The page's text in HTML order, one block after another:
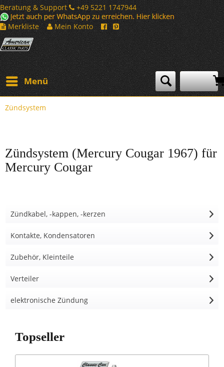
Beratung & Support
+49 5221 1747944
Merkliste
Mein Konto
Menü
Zündsystem
Zündsystem (Mercury Cougar 1967) für
Mercury Cougar
Zündkabel, -kappen, -kerzen
Kontakte, Kondensatoren
Zubehör, Kleinteile
Verteiler
elektronische Zündung
Topseller